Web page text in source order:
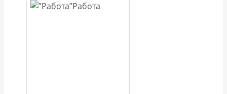
Работа